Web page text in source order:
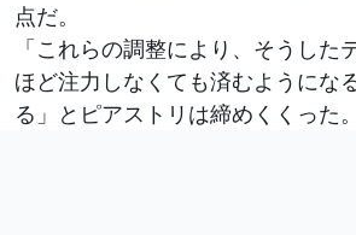
点だ。
「これらの調整により、そうした
ほど注力しなくても済むようにな
る」とピアストリは締めくくった。